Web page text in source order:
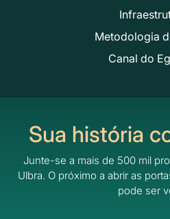
Metodologia
Canal do
Sua história
Junte-se a mais de 500 mil
Ulbra. O próximo a abrir as
pode ser